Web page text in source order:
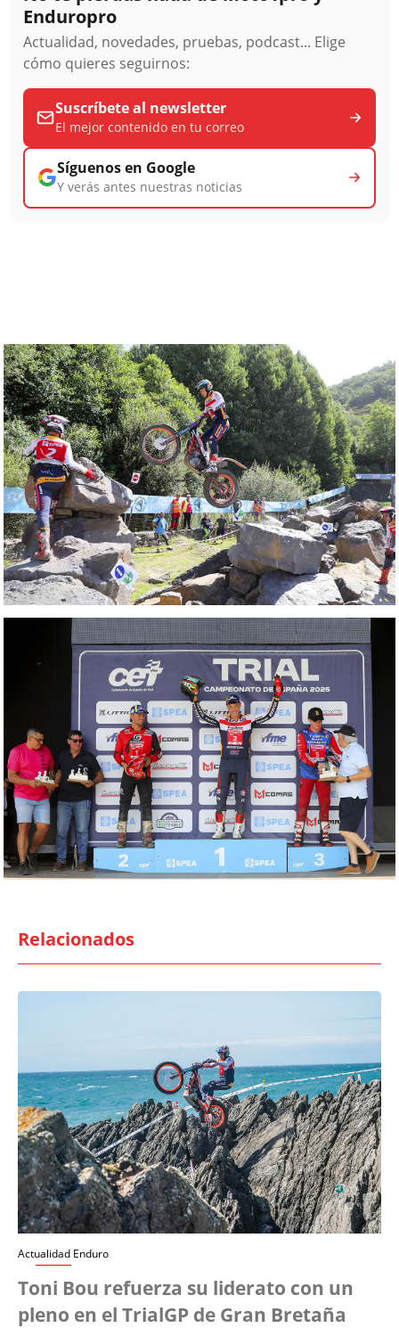
Enduropro
Actualidad, novedades, pruebas, podcast... Elige
cómo quieres seguirnos:
Suscríbete al newsletter
El mejor contenido en tu correo
Síguenos en Google
Y verás antes nuestras noticias
Relacionados
Actualidad Enduro
Toni Bou refuerza su liderato con un
pleno en el TrialGP de Gran Bretaña